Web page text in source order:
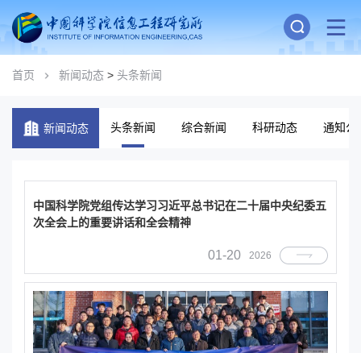
首页 新闻动态 > 头条新闻
新闻动态 头条新闻 综合新闻 科研动态 通知公
中国科学院党组传达学习习近平总书记在二十届中央纪委五
次全会上的重要讲话和全会精神
01-20 2026